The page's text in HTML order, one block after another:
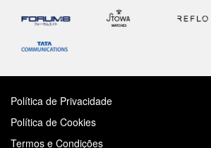
Política de Privacidade
Política de Cookies
Termos e Condições